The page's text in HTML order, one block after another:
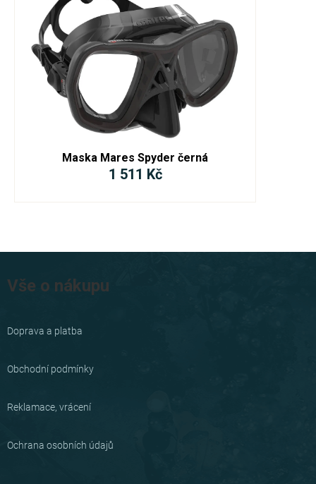
Maska Mares Spyder černá
1 511 Kč
á
a
Vše o nákupu
Doprava a platba
Obchodní podmínky
Reklamace, vrácení
Ochrana osobních údajů